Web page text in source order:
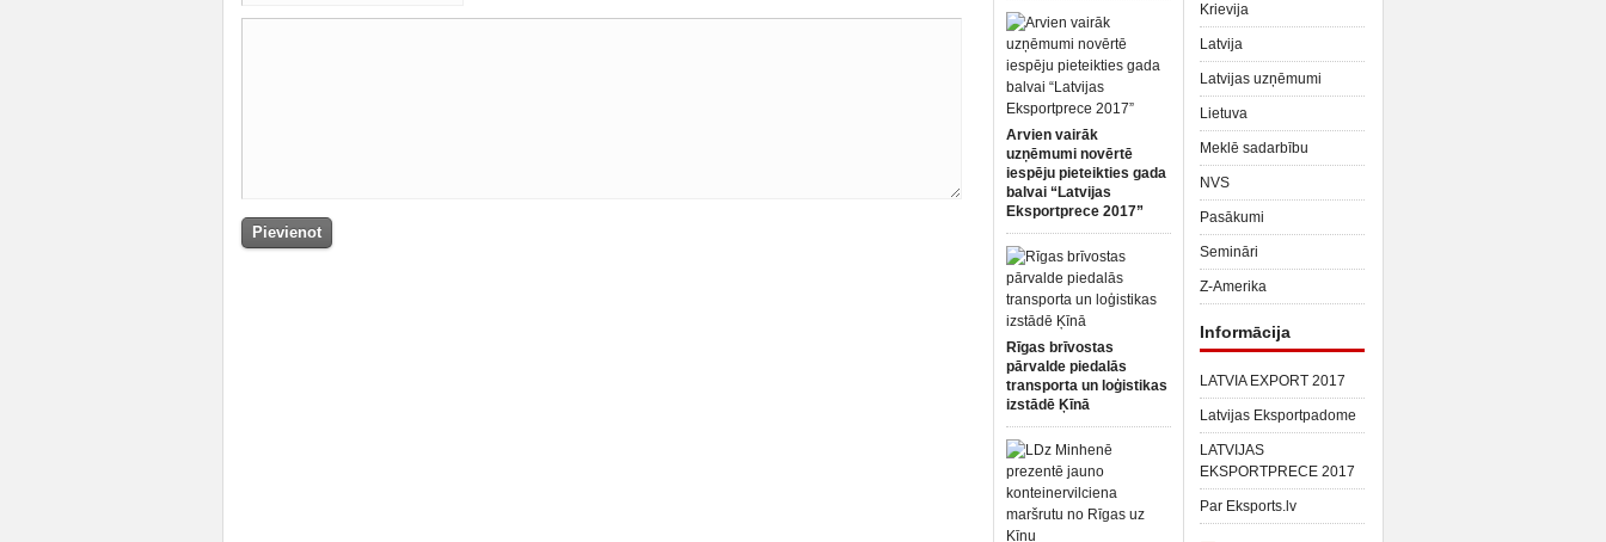
Arvien vairāk
uzņēmumi novērtē
iespēju pieteikties gada
balvai “Latvijas
Eksportprece 2017”
Rīgas brīvostas
pārvalde piedalās
transporta un loģistikas
izstādē Ķīnā
Krievija
Latvija
Latvijas uzņēmumi
Lietuva
Meklē sadarbību
NVS
Pasākumi
Semināri
Z-Amerika
Informācija
LATVIA EXPORT 2017
Latvijas Eksportpadome
LATVIJAS
EKSPORTPRECE 2017
Par Eksports.lv